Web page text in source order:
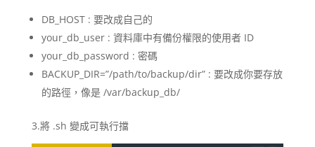
DB_HOST : 要改成自己的
your_db_user : 資料庫中有備份權限的使用者 ID
your_db_password : 密碼
BACKUP_DIR=”/path/to/backup/dir” : 要改成你要存放
的路徑，像是 /var/backup_db/
3.將 .sh 變成可執行擋